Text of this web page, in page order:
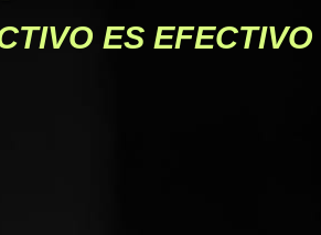
ES EFECTIVO